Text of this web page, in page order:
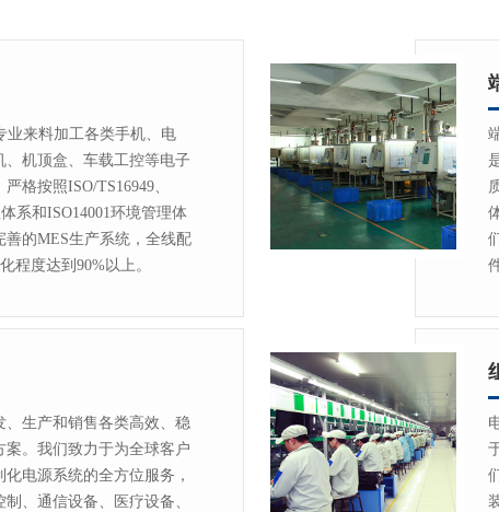
业来料加工各类手机、电
、机顶盒、车载工控等电子
格按照ISO/TS16949、
系和ISO14001环境管理体
的MES生产系统，全线配
程度达到90%以上。
、生产和销售各类高效、稳
案。我们致力于为全球客户
电源系统的全方位服务，
、通信设备、医疗设备、